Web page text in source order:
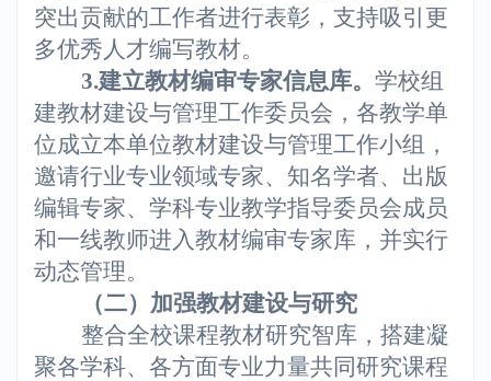
突出贡献的工作者进行表彰，支持吸引更
多优秀人才编写教材。
3.建立教材编审专家信息库。 学校组
建教材建设与管理工作委员会，各教学单
位成立本单位教材建设与管理工作小组，
邀请行业专业领域专家、知名学者、出版
编辑专家、学科专业教学指导委员会成员
和一线教师进入教材编审专家库，并实行
动态管理。
（二）加强教材建设与研究
整合全校课程教材研究智库，搭建凝
聚各学科、各方面专业力量共同研究课程